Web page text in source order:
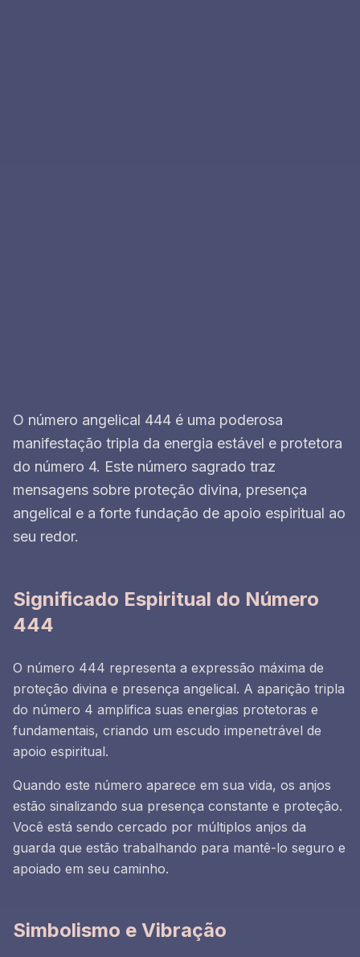
O número angelical 444 é uma poderosa
manifestação tripla da energia estável e protetora
do número 4. Este número sagrado traz
mensagens sobre proteção divina, presença
angelical e a forte fundação de apoio espiritual ao
seu redor.
Significado Espiritual do Número
444
O número 444 representa a expressão máxima de
proteção divina e presença angelical. A aparição tripla
do número 4 amplifica suas energias protetoras e
fundamentais, criando um escudo impenetrável de
apoio espiritual.
Quando este número aparece em sua vida, os anjos
estão sinalizando sua presença constante e proteção.
Você está sendo cercado por múltiplos anjos da
guarda que estão trabalhando para mantê-lo seguro e
apoiado em seu caminho.
Simbolismo e Vibração